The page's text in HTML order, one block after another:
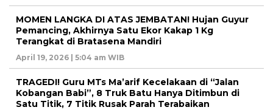
MOMEN LANGKA DI ATAS JEMBATAN! Hujan Guyur
Pemancing, Akhirnya Satu Ekor Kakap 1 Kg
Terangkat di Bratasena Mandiri
April 19, 2026 | 5:04 am WIB
TRAGEDI! Guru MTs Ma’arif Kecelakaan di “Jalan
Kobangan Babi”, 8 Truk Batu Hanya Ditimbun di
Satu Titik, 7 Titik Rusak Parah Terabaikan